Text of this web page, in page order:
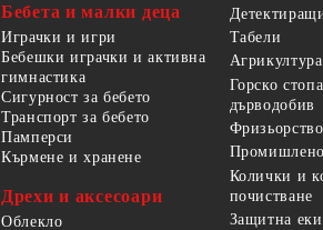
Бебета и малки деца
Играчки и игри
Бебешки играчки и активна
гимнастика
Сигурност за бебето
Транспорт за бебето
Памперси
Кърмене и хранене
Дрехи и аксесоари
Облекло
Табели
Агрикултура
Горско
дърводобив
Колички и
почистване
Защитна